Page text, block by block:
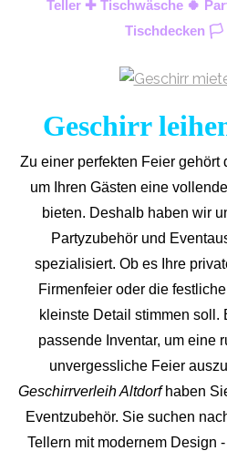
Teller ✚ Tischwäsche 🍀
Tischdecken 🏳️
Geschirr
Zu einer perfekten Feier gehört
um Ihren Gästen eine
bieten. Deshalb haben wir
Partyzubehör und
spezialisiert. Ob es Ihre
Firmenfeier oder die
kleinste Detail stimmen soll.
passende Inventar, um eine
unvergessliche Feier
Geschirrverleih Altdorfhaben
Eventzubehör. Sie suchen
Tellern mit modernem Design